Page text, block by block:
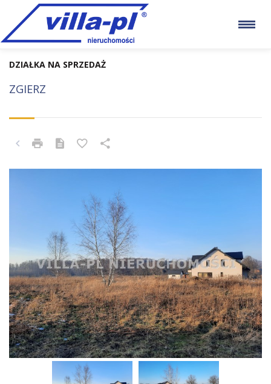
ZGIERZ
DZIAŁKA NA SPRZEDAŻ